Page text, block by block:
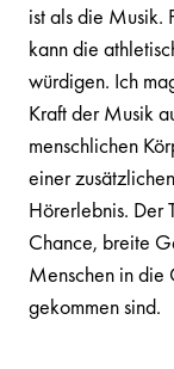
ist als die Musik.
kann die
würdigen. Ich
Kraft der Musik
menschlichen
einer
Hörerlebnis. Der
Chance, breite
Menschen in die
gekommen sind.